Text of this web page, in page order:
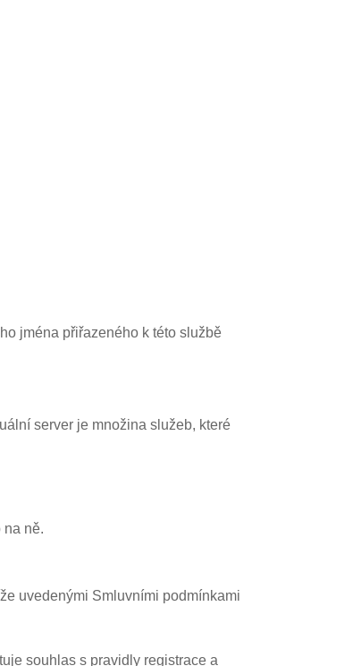
jména přiřazeného k této službě
server je množina služeb, které
na ně.
uvedenými Smluvními podmínkami
souhlas s pravidly registrace a